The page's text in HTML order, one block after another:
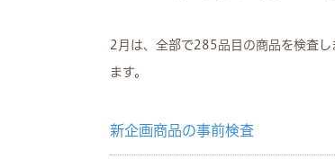
2月は、全部で285品目の商品を検査
ます。
新企画商品の事前検査